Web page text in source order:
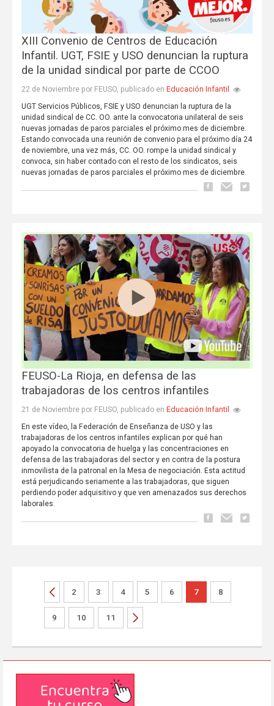
XIII Convenio de Centros de Educación
Infantil. UGT, FSIE y USO denuncian la ruptura
de la unidad sindical por parte de CCOO
22 de Noviembre por FEUSO, publicado en Educación Infantil
UGT Servicios Públicos, FSIE y USO denuncian la ruptura de la
unidad sindical de CC. OO. ante la convocatoria unilateral de seis
nuevas jornadas de paros parciales el próximo mes de diciembre.
Estando convocada una reunión de convenio para el próximo día 24
de noviembre, una vez más, CC. OO. rompe la unidad sindical y
convoca, sin haber contado con el resto de los sindicatos, seis
nuevas jornadas de paros parciales el próximo mes de diciembre.
FEUSO-La Rioja, en defensa de las
trabajadoras de los centros infantiles
21 de Noviembre por FEUSO, publicado en Educación Infantil
En este vídeo, la Federación de Enseñanza de USO y las
trabajadoras de los centros infantiles explican por qué han
apoyado la convocatoria de huelga y las concentraciones en
defensa de las trabajadoras del sector y en contra de la postura
inmovilista de la patronal en la Mesa de negociación. Esta actitud
está perjudicando seriamente a las trabajadoras, que siguen
perdiendo poder adquisitivo y que ven amenazados sus derechos
laborales.
2 3 4 5 6 7 8
9 10 11